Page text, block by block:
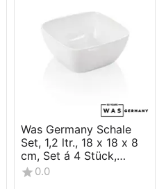
Was Germany Schale
Set, 1,2 ltr., 18 x 18 x 8
cm, Set á 4 Stück,
Porzellan
0.0